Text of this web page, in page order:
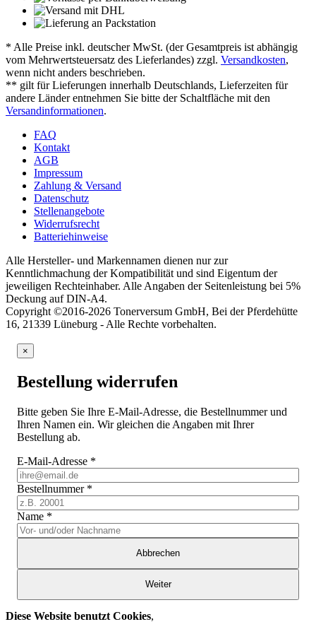
* Alle Preise inkl. deutscher MwSt. (der Gesamtpreis ist abhängig
vom Mehrwertsteuersatz des Lieferlandes) zzgl. Versandkosten,
wenn nicht anders beschrieben.
** gilt für Lieferungen innerhalb Deutschlands, Lieferzeiten für
andere Länder entnehmen Sie bitte der Schaltfläche mit den
Versandinformationen.
FAQ
Kontakt
AGB
Impressum
Zahlung & Versand
Datenschutz
Stellenangebote
Widerrufsrecht
Batteriehinweise
Alle Hersteller- und Markennamen dienen nur zur
Kenntlichmachung der Kompatibilität und sind Eigentum der
jeweiligen Rechteinhaber. Alle Angaben der Seitenleistung bei 5%
Deckung auf DIN-A4.
Copyright ©2016-2026 Tonerversum GmbH, Bei der Pferdehütte
16, 21339 Lüneburg - Alle Rechte vorbehalten.
×
Bestellung widerrufen
Bitte geben Sie Ihre E-Mail-Adresse, die Bestellnummer und
Ihren Namen ein. Wir gleichen die Angaben mit Ihrer
Bestellung ab.
E-Mail-Adresse *
Bestellnummer *
Name *
Abbrechen
Weiter
Diese Website benutzt Cookies,